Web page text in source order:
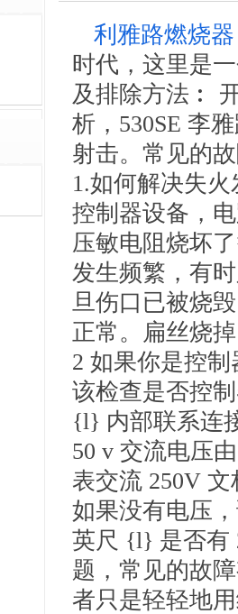
利雅路燃烧器
时代，这里是
及排除方法︰
析，530SE 李
射击。常见的
1.如何解决失
控制器设备，
压敏电阻烧坏
发生频繁，有
旦伤口已被烧
正常。扁丝烧
2 如果你是控
该检查是否控
{l} 内部联系连
50 v 交流电压
表交流 250V
如果没有电压
英尺 {l} 是否有
题，常见的故
者只是轻轻地